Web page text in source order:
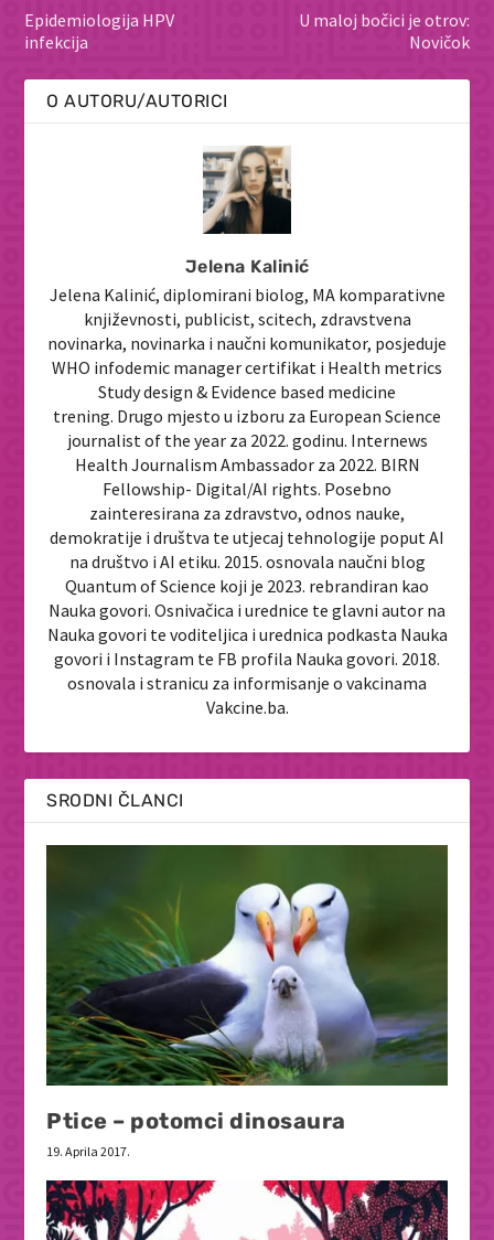
Epidemiologija HPV
infekcija
U maloj bočici je otrov:
Novičok
O AUTORU/AUTORICI
Jelena Kalinić
Jelena Kalinić, diplomirani biolog, MA komparativne
književnosti, publicist, scitech, zdravstvena
novinarka, novinarka i naučni komunikator, posjeduje
WHO infodemic manager certifikat i Health metrics
Study design & Evidence based medicine
trening. Drugo mjesto u izboru za European Science
journalist of the year za 2022. godinu. Internews
Health Journalism Ambassador za 2022. BIRN
Fellowship- Digital/AI rights. Posebno
zainteresirana za zdravstvo, odnos nauke,
demokratije i društva te utjecaj tehnologije poput AI
na društvo i AI etiku. 2015. osnovala naučni blog
Quantum of Science koji je 2023. rebrandiran kao
Nauka govori. Osnivačica i urednice te glavni autor na
Nauka govori te voditeljica i urednica podkasta Nauka
govori i Instagram te FB profila Nauka govori. 2018.
osnovala i stranicu za informisanje o vakcinama
Vakcine.ba.
SRODNI ČLANCI
Ptice – potomci dinosaura
19. Aprila 2017.